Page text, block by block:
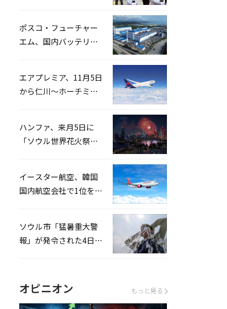
ポスコ・フューチャー
エム、国内バッテリー
エアプレミア、11月5日
から仁川〜ホーチミン
ハンファ、来月5日に
「ソウル世界花火祭り
イースター航空、韓国
国内航空会社で1位を記
ソウル市「猛暑重大警
報」が発令された4日、
オピニオン もっと見る